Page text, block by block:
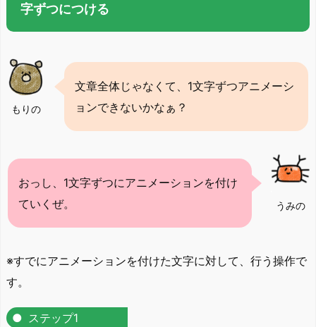
字ずつにつける
もりの
文章全体じゃなくて、1文字ずつアニメーシ
ョンできないかなぁ？
うみの
おっし、1文字ずつにアニメーションを付け
ていくぜ。
※すでにアニメーションを付けた文字に対して、行う操作で
す。
ステップ1